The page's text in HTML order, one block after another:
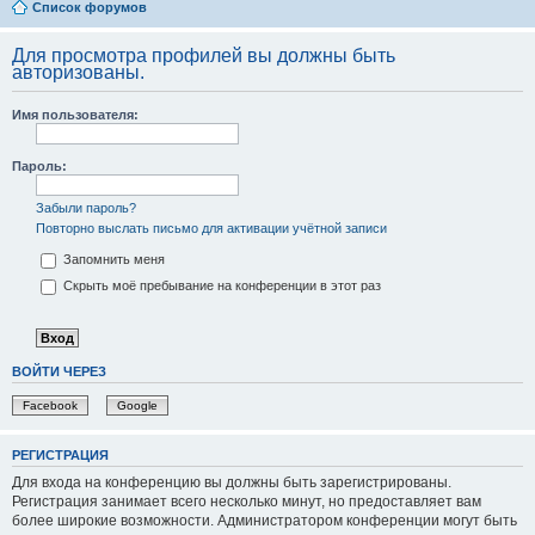
Список форумов
Для просмотра профилей вы должны быть
авторизованы.
Имя пользователя:
Пароль:
Забыли пароль?
Повторно выслать письмо для активации учётной записи
Запомнить меня
Скрыть моё пребывание на конференции в этот раз
ВОЙТИ ЧЕРЕЗ
Facebook Google
РЕГИСТРАЦИЯ
Для входа на конференцию вы должны быть зарегистрированы.
Регистрация занимает всего несколько минут, но предоставляет вам
более широкие возможности. Администратором конференции могут быть